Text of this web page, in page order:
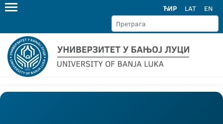
ЋИР LAT EN